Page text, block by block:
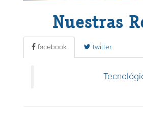
Nuestras
facebook twitter